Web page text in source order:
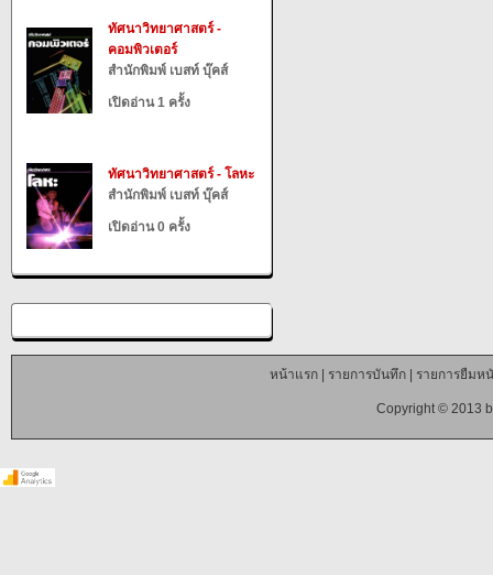
ทัศนาวิทยาศาสตร์ -
คอมพิวเตอร์
สำนักพิมพ์ เบสท์ บุ๊คส์
เปิดอ่าน 1 ครั้ง
ทัศนาวิทยาศาสตร์ - โลหะ
สำนักพิมพ์ เบสท์ บุ๊คส์
เปิดอ่าน 0 ครั้ง
หน้าแรก| รายการบันทึก| รายการยืมห
Copyright © 2013